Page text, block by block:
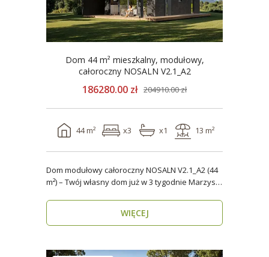
Dom 44 m² mieszkalny, modułowy,
całoroczny NOSALN V2.1_A2
186280.00 zł 204910.00 zł
44 m² x3 x1 13 m²
Dom modułowy całoroczny NOSALN V2.1_A2 (44
m²) – Twój własny dom już w 3 tygodnie Marzysz
WIĘCEJ